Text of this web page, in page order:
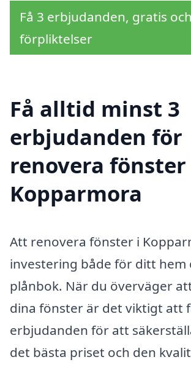
Få 3 erbjudanden, gratis
förpliktelser
Få alltid minst 3
erbjudanden för
renovera fönster
Kopparmora
Att renovera fönster i
investering både för ditt hem
plånbok. När du överväger
dina fönster är det viktigt att
erbjudanden för att
det bästa priset och den